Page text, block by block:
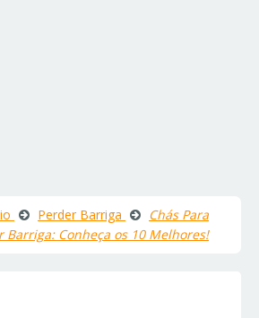
Perder Barriga
Chás Para
Barriga: Conheça os 10 Melhores!